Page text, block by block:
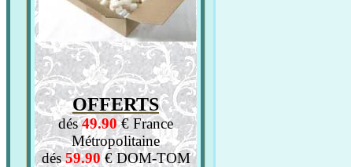
OFFERTS
dés49.90€ France
Métropolitaine
dés59.90€ DOM-TOM